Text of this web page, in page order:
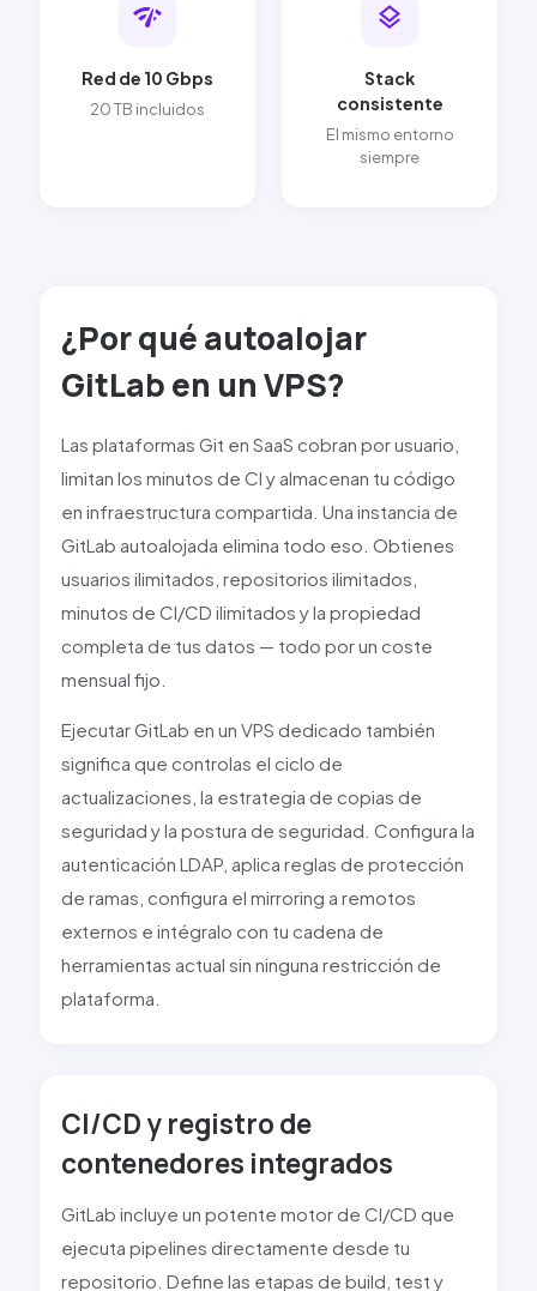
network_check
Red de 10 Gbps
20 TB incluidos
layers
Stack
consistente
El mismo entorno
siempre
¿Por qué autoalojar
GitLaben un VPS?
Las plataformas Git en SaaS cobran por usuario,
limitan los minutos de CI y almacenan tu código
en infraestructura compartida. Una instancia de
GitLab autoalojada elimina todo eso. Obtienes
usuarios ilimitados, repositorios ilimitados,
minutos de CI/CD ilimitados y la propiedad
completa de tus datos — todo por un coste
mensual fijo.
EjecutarGitLab en un VPS dedicado también
significa que controlas el ciclo de
actualizaciones, la estrategia de copias de
seguridad y la postura de seguridad. Configura la
autenticación LDAP, aplica reglas de protección
de ramas, configura el mirroring a remotos
externos e intégralo con tu cadena de
herramientas actual sin ninguna restricción de
plataforma.
CI/CD y registro de
contenedores integrados
GitLab incluye un potente motor de CI/CD que
ejecuta pipelines directamente desde tu
repositorio. Define las etapas de build, test y